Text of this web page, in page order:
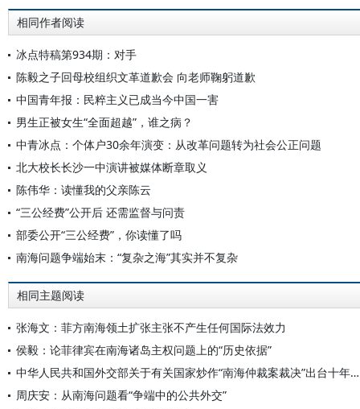
相同作者阅读
冰点特稿第934期：对手
陈毅之子回母校组织文革道歉会 向老师鞠躬道歉
中国青年报：民粹主义已成当今中国一害
男生正被女生“全面超越”，谁之病？
中青冰点：个体户30余年演变：从改革问题转为社会公正问题
北大校长长沙一中演讲被媒体断章取义
陈伟华：读懂我的父亲陈云
“三公经费”公开后 还需监督与问责
部委公开“三公经费”，你读懂了吗
南海问题争端始末：“复杂之海”其实并不复杂
相同主题阅读
张海文：菲方南海领土扩张主张不产生任何国际法效力
侯毅：论菲律宾在南海诸岛主权问题上的“历史依据”
中华人民共和国外交部关于有关国家炒作“南海仲裁案裁决”出台十年的声明
周庆安：从南海问题看“争端中的公共外交”